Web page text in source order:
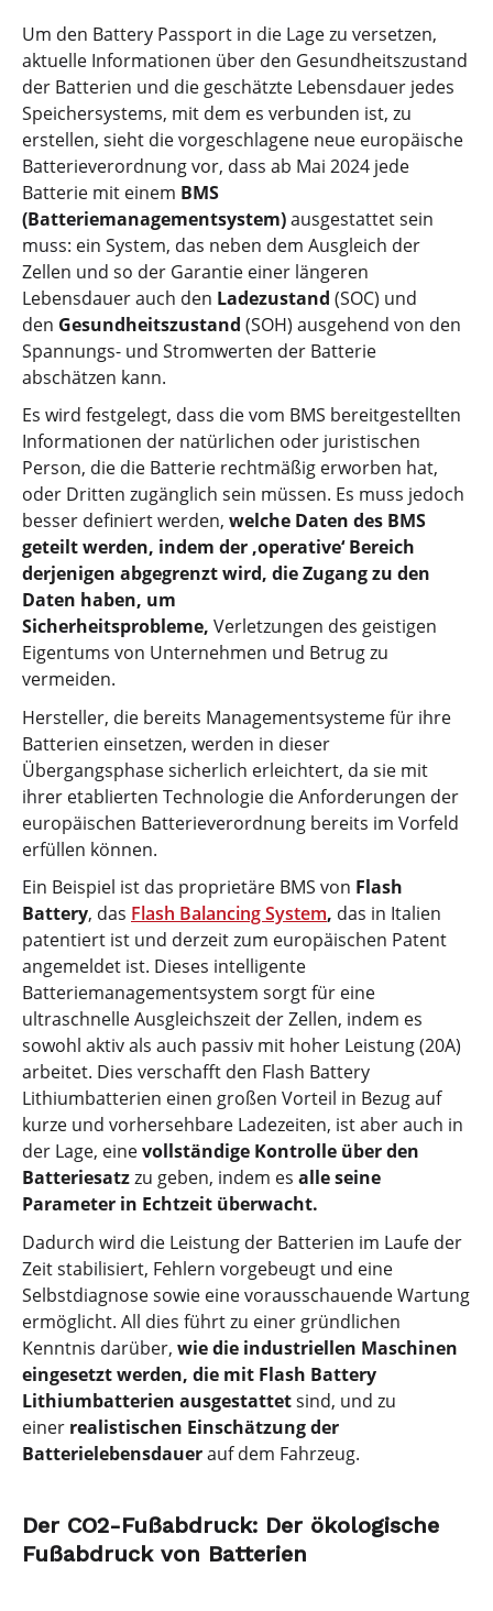
Um den Battery Passport in die Lage zu versetzen,
aktuelle Informationen über den Gesundheitszustand
der Batterien und die geschätzte Lebensdauer jedes
Speichersystems, mit dem es verbunden ist, zu
erstellen, sieht die vorgeschlagene neue europäische
Batterieverordnung vor, dass ab Mai 2024 jede
Batterie mit einem BMS
(Batteriemanagementsystem)ausgestattet sein
muss: ein System, das neben dem Ausgleich der
Zellen und so der Garantie einer längeren
Lebensdauer auch den Ladezustand (SOC) und
den Gesundheitszustand (SOH) ausgehend von den
Spannungs- und Stromwerten der Batterie
abschätzen kann.
Es wird festgelegt, dass die vom BMS bereitgestellten
Informationen der natürlichen oder juristischen
Person, die die Batterie rechtmäßig erworben hat,
oder Dritten zugänglich sein müssen. Es muss jedoch
besser definiert werden, welche Daten des BMS
geteilt werden, indem der ‚operative‘ Bereich
derjenigen abgegrenzt wird, die Zugang zu den
Daten haben, um
Sicherheitsprobleme, Verletzungen des geistigen
Eigentums von Unternehmen und Betrug zu
vermeiden.
Hersteller, die bereits Managementsysteme für ihre
Batterien einsetzen, werden in dieser
Übergangsphase sicherlich erleichtert, da sie mit
ihrer etablierten Technologie die Anforderungen der
europäischen Batterieverordnung bereits im Vorfeld
erfüllen können.
Ein Beispiel ist das proprietäre BMS von Flash
Battery, das Flash Balancing System, das in Italien
patentiert ist und derzeit zum europäischen Patent
angemeldet ist. Dieses intelligente
Batteriemanagementsystem sorgt für eine
ultraschnelle Ausgleichszeit der Zellen, indem es
sowohl aktiv als auch passiv mit hoher Leistung (20A)
arbeitet. Dies verschafft den Flash Battery
Lithiumbatterien einen großen Vorteil in Bezug auf
kurze und vorhersehbare Ladezeiten, ist aber auch in
der Lage, einevollständige Kontrolle über den
Batteriesatzzu geben, indem es alle seine
Parameter in Echtzeit überwacht.
Dadurch wird die Leistung der Batterien im Laufe der
Zeit stabilisiert, Fehlern vorgebeugt und eine
Selbstdiagnose sowie eine vorausschauende Wartung
ermöglicht. All dies führt zu einer gründlichen
Kenntnis darüber, wie die industriellen Maschinen
eingesetzt werden, die mit Flash Battery
Lithiumbatterien ausgestattetsind, und zu
einer realistischen Einschätzung der
Batterielebensdauerauf dem Fahrzeug.
Der CO2-Fußabdruck: Der ökologische
Fußabdruck von Batterien